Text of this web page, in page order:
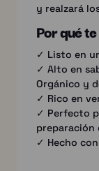
y realzará
Por qué
✓ Listo en
✓ Alto en
Orgánico y
✓ Rico en
✓ Perfecto
preparación
✓ Hecho